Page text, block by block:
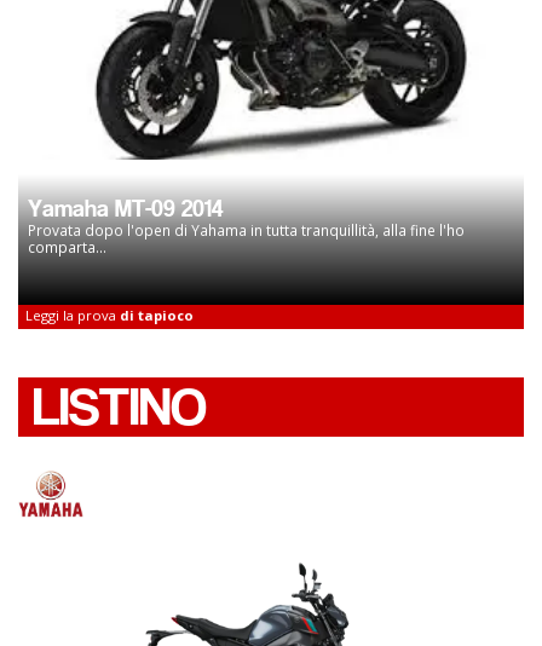
Yamaha MT-09 2014
Provata dopo l'open di Yahama in tutta tranquillità, alla fine l'ho
comparta...
Leggi la prova di tapioco
LISTINO